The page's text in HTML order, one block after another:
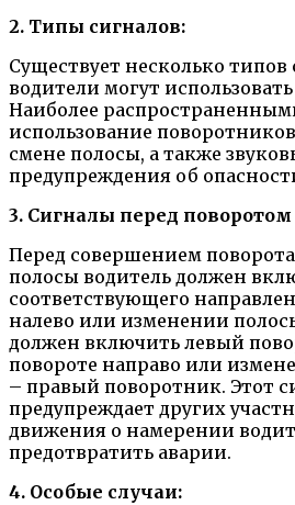
2. Типы сигналов:
Существует несколько
водители могут
Наиболее
использование
смене полосы, а также
предупреждения об
3. Сигналы перед
Перед совершением
полосы водитель должен
соответствующего
налево или изменении
должен включить левый
повороте направо или
– правый поворотник. Этот
предупреждает других
движения о намерении
предотвратить аварии.
4. Особые случаи: